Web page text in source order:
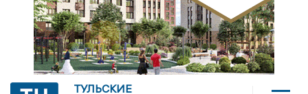
ТУЛЬСКИЕ